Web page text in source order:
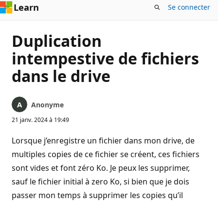
Learn Se connecter
Duplication
intempestive de fichiers
dans le drive
Anonyme
21 janv. 2024 à 19:49
Lorsque j’enregistre un fichier dans mon drive, de
multiples copies de ce fichier se créent, ces fichiers
sont vides et font zéro Ko. Je peux les supprimer,
sauf le fichier initial à zero Ko, si bien que je dois
passer mon temps à supprimer les copies qu’il